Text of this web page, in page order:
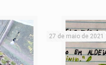
27 de maio de 2021